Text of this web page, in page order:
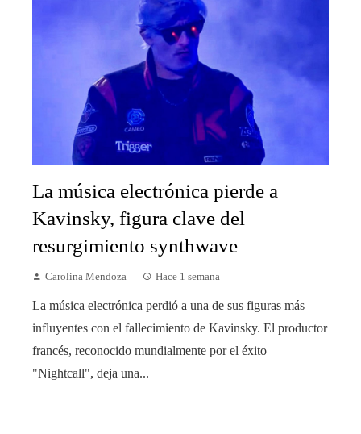
La música electrónica pierde a
Kavinsky, figura clave del
resurgimiento synthwave
Carolina Mendoza Hace 1 semana
La música electrónica perdió a una de sus figuras más
influyentes con el fallecimiento de Kavinsky. El productor
francés, reconocido mundialmente por el éxito
"Nightcall", deja una...